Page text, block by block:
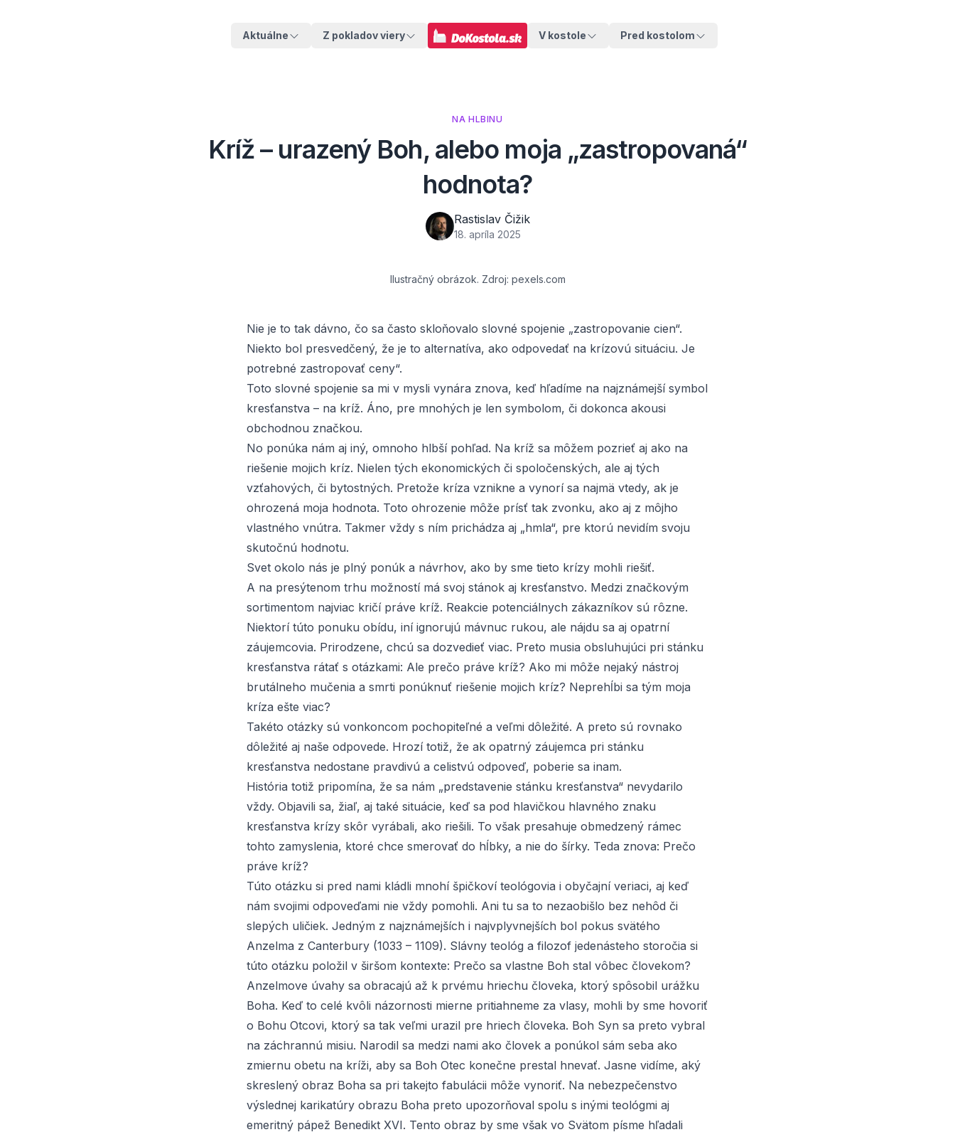
Aktuálne Z pokladov viery V kostole Pred kostolom
NA HLBINU
Kríž – urazený Boh, alebo moja „zastropovaná“
hodnota?
Rastislav Čižik
18. apríla 2025
Ilustračný obrázok. Zdroj: pexels.com
Nie je to tak dávno, čo sa často skloňovalo slovné spojenie „zastropovanie cien“.
Niekto bol presvedčený, že je to alternatíva, ako odpovedať na krízovú situáciu. Je
potrebné zastropovať ceny“.
Toto slovné spojenie sa mi v mysli vynára znova, keď hľadíme na najznámejší symbol
kresťanstva – na kríž. Áno, pre mnohých je len symbolom, či dokonca akousi
obchodnou značkou.
No ponúka nám aj iný, omnoho hlbší pohľad. Na kríž sa môžem pozrieť aj ako na
riešenie mojich kríz. Nielen tých ekonomických či spoločenských, ale aj tých
vzťahových, či bytostných. Pretože kríza vznikne a vynorí sa najmä vtedy, ak je
ohrozená moja hodnota. Toto ohrozenie môže prísť tak zvonku, ako aj z môjho
vlastného vnútra. Takmer vždy s ním prichádza aj „hmla“, pre ktorú nevidím svoju
skutočnú hodnotu.
Svet okolo nás je plný ponúk a návrhov, ako by sme tieto krízy mohli riešiť.
A na presýtenom trhu možností má svoj stánok aj kresťanstvo. Medzi značkovým
sortimentom najviac kričí práve kríž. Reakcie potenciálnych zákazníkov sú rôzne.
Niektorí túto ponuku obídu, iní ignorujú mávnuc rukou, ale nájdu sa aj opatrní
záujemcovia. Prirodzene, chcú sa dozvedieť viac. Preto musia obsluhujúci pri stánku
kresťanstva rátať s otázkami: Ale prečo práve kríž? Ako mi môže nejaký nástroj
brutálneho mučenia a smrti ponúknuť riešenie mojich kríz? Neprehĺbi sa tým moja
kríza ešte viac?
Takéto otázky sú vonkoncom pochopiteľné a veľmi dôležité. A preto sú rovnako
dôležité aj naše odpovede. Hrozí totiž, že ak opatrný záujemca pri stánku
kresťanstva nedostane pravdivú a celistvú odpoveď, poberie sa inam.
História totiž pripomína, že sa nám „predstavenie stánku kresťanstva“ nevydarilo
vždy. Objavili sa, žiaľ, aj také situácie, keď sa pod hlavičkou hlavného znaku
kresťanstva krízy skôr vyrábali, ako riešili. To však presahuje obmedzený rámec
tohto zamyslenia, ktoré chce smerovať do hĺbky, a nie do šírky. Teda znova: Prečo
práve kríž?
Túto otázku si pred nami kládli mnohí špičkoví teológovia i obyčajní veriaci, aj keď
nám svojimi odpoveďami nie vždy pomohli. Ani tu sa to nezaobišlo bez nehôd či
slepých uličiek. Jedným z najznámejších i najvplyvnejších bol pokus svätého
Anzelma z Canterbury (1033 – 1109). Slávny teológ a filozof jedenásteho storočia si
túto otázku položil v širšom kontexte: Prečo sa vlastne Boh stal vôbec človekom?
Anzelmove úvahy sa obracajú až k prvému hriechu človeka, ktorý spôsobil urážku
Boha. Keď to celé kvôli názornosti mierne pritiahneme za vlasy, mohli by sme hovoriť
o Bohu Otcovi, ktorý sa tak veľmi urazil pre hriech človeka. Boh Syn sa preto vybral
na záchrannú misiu. Narodil sa medzi nami ako človek a ponúkol sám seba ako
zmiernu obetu na kríži, aby sa Boh Otec konečne prestal hnevať. Jasne vidíme, aký
skreslený obraz Boha sa pri takejto fabulácii môže vynoriť. Na nebezpečenstvo
výslednej karikatúry obrazu Boha preto upozorňoval spolu s inými teológmi aj
emeritný pápež Benedikt XVI. Tento obraz by sme však vo Svätom písme hľadali